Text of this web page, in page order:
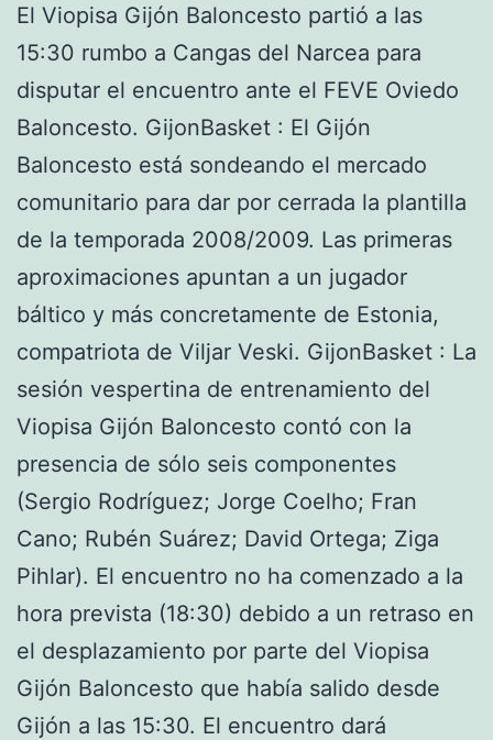
El Viopisa Gijón Baloncesto partió a las
15:30 rumbo a Cangas del Narcea para
disputar el encuentro ante el FEVE Oviedo
Baloncesto. GijonBasket : El Gijón
Baloncesto está sondeando el mercado
comunitario para dar por cerrada la plantilla
de la temporada 2008/2009. Las primeras
aproximaciones apuntan a un jugador
báltico y más concretamente de Estonia,
compatriota de Viljar Veski. GijonBasket : La
sesión vespertina de entrenamiento del
Viopisa Gijón Baloncesto contó con la
presencia de sólo seis componentes
(Sergio Rodríguez; Jorge Coelho; Fran
Cano; Rubén Suárez; David Ortega; Ziga
Pihlar). El encuentro no ha comenzado a la
hora prevista (18:30) debido a un retraso en
el desplazamiento por parte del Viopisa
Gijón Baloncesto que había salido desde
Gijón a las 15:30. El encuentro dará